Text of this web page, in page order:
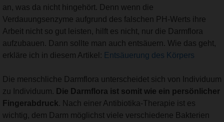
an, was da nicht hingehört. Denn wenn die
Verdauungsenzyme aufgrund des falschen PH-Werts ihre
Arbeit nicht so gut leisten, hilft es nicht, nur die Darmflora
aufzubauen. Dann sollte man auch entsäuern. Wie das geht,
erkläre ich in diesem Artikel: Entsäuerung des Körpers
Die menschliche Darmflora unterscheidet sich von Individuum
zu Individuum. Die Darmflora ist somit wie ein persönlicher
Fingerabdruck. Nach einer Antibiotika-Therapie ist es
wichtig, dem Darm möglichst viele verschiedene Bakterien